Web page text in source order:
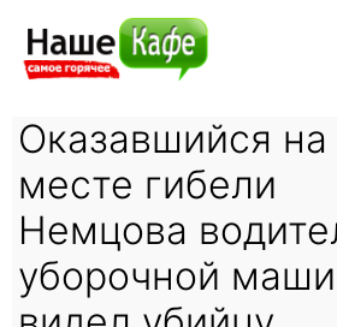
Оказавшийся на
месте гибели
Немцова
уборочной